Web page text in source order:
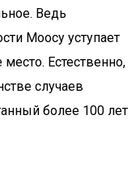
Ведь
Моосу уступает
Естественно,
случаев
более 100 лет